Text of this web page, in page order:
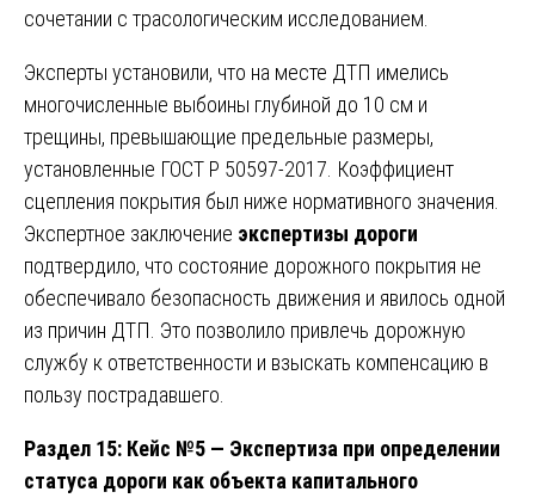
сочетании с трасологическим исследованием.
Эксперты установили, что на месте ДТП имелись
многочисленные выбоины глубиной до 10 см и
трещины, превышающие предельные размеры,
установленные ГОСТ Р 50597-2017. Коэффициент
сцепления покрытия был ниже нормативного значения.
Экспертное заключение экспертизы дороги
подтвердило, что состояние дорожного покрытия не
обеспечивало безопасность движения и явилось одной
из причин ДТП. Это позволило привлечь дорожную
службу к ответственности и взыскать компенсацию в
пользу пострадавшего.
Раздел 15: Кейс №5 — Экспертиза при определении
статуса дороги как объекта капитального